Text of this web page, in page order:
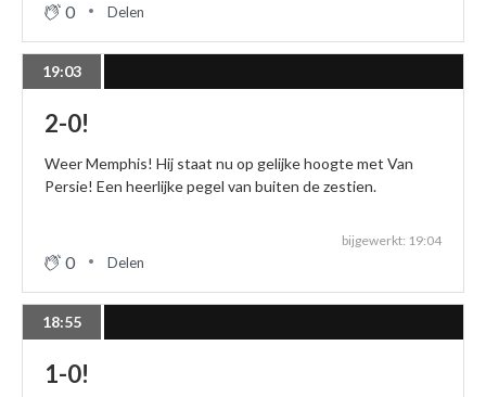
0 Delen
19:03
2-0!
Weer Memphis! Hij staat nu op gelijke hoogte met Van
Persie! Een heerlijke pegel van buiten de zestien.
bijgewerkt: 19:04
0 Delen
18:55
1-0!